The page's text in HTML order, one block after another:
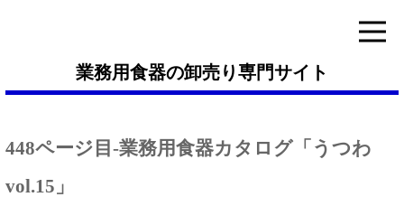
業務用食器の卸売り専門サイト
448ページ目-業務用食器カタログ「うつわ
vol.15」